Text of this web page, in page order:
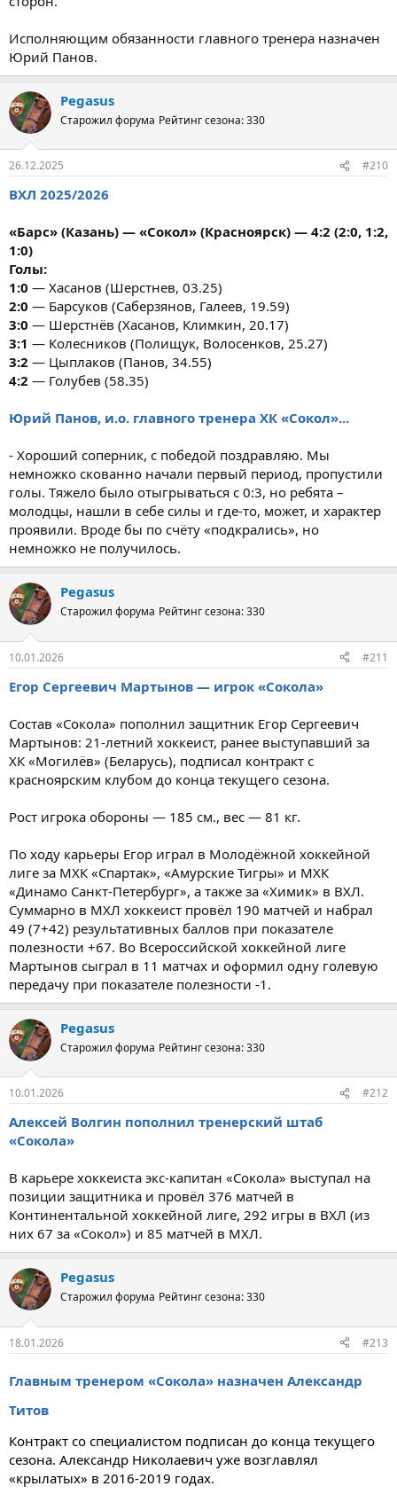
Исполняющим обязанности главного тренера назначен
Юрий Панов.
Pegasus
Старожил форума Рейтинг сезона: 330
26.12.2025 #210
ВХЛ 2025/2026
«Барс» (Казань) — «Сокол» (Красноярск) — 4:2 (2:0, 1:2,
1:0)
Голы:
1:0 — Хасанов (Шерстнев, 03.25)
2:0 — Барсуков (Саберзянов, Галеев, 19.59)
3:0 — Шерстнёв (Хасанов, Климкин, 20.17)
3:1 — Колесников (Полищук, Волосенков, 25.27)
3:2 — Цыплаков (Панов, 34.55)
4:2 — Голубев (58.35)
Юрий Панов, и.о. главного тренера ХК «Сокол»...
- Хороший соперник, с победой поздравляю. Мы
немножко скованно начали первый период, пропустили
голы. Тяжело было отыгрываться с 0:3, но ребята –
молодцы, нашли в себе силы и где-то, может, и характер
проявили. Вроде бы по счёту «подкрались», но
немножко не получилось.
Pegasus
Старожил форума Рейтинг сезона: 330
10.01.2026 #211
Егор Сергеевич Мартынов — игрок «Сокола»
Состав «Сокола» пополнил защитник Егор Сергеевич
Мартынов: 21-летний хоккеист, ранее выступавший за
ХК «Могилёв» (Беларусь), подписал контракт с
красноярским клубом до конца текущего сезона.
Рост игрока обороны — 185 см., вес — 81 кг.
По ходу карьеры Егор играл в Молодёжной хоккейной
лиге за МХК «Спартак», «Амурские Тигры» и МХК
«Динамо Санкт-Петербург», а также за «Химик» в ВХЛ.
Суммарно в МХЛ хоккеист провёл 190 матчей и набрал
49 (7+42) результативных баллов при показателе
полезности +67. Во Всероссийской хоккейной лиге
Мартынов сыграл в 11 матчах и оформил одну голевую
передачу при показателе полезности -1.
Pegasus
Старожил форума Рейтинг сезона: 330
10.01.2026 #212
Алексей Волгин пополнил тренерский штаб
«Сокола»
В карьере хоккеиста экс-капитан «Сокола» выступал на
позиции защитника и провёл 376 матчей в
Континентальной хоккейной лиге, 292 игры в ВХЛ (из
них 67 за «Сокол») и 85 матчей в МХЛ.
Pegasus
Старожил форума Рейтинг сезона: 330
18.01.2026 #213
Главным тренером «Сокола» назначен Александр
Титов
Контракт со специалистом подписан до конца текущего
сезона. Александр Николаевич уже возглавлял
«крылатых» в 2016-2019 годах.